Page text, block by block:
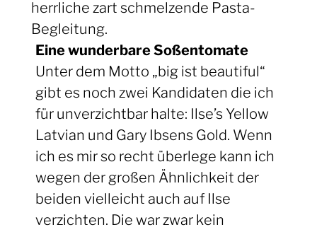
herrliche zart schmelzende Pasta-
Begleitung.
Eine wunderbare Soßentomate
Unter dem Motto „big ist beautiful“
gibt es noch zwei Kandidaten die ich
für unverzichtbar halte: Ilse’s Yellow
Latvian und Gary Ibsens Gold. Wenn
ich es mir so recht überlege kann ich
wegen der großen Ähnlichkeit der
beiden vielleicht auch auf Ilse
verzichten. Die war zwar kein